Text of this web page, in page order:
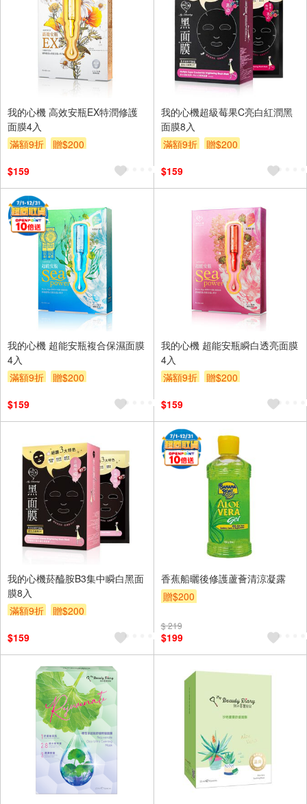
我的心機 高效安瓶EX特潤修護
面膜4入
滿額9折
贈$200
$159
我的心機超級莓果C亮白紅潤黑
面膜8入
滿額9折
贈$200
$159
我的心機 超能安瓶複合保濕面膜
4入
滿額9折
贈$200
$159
我的心機 超能安瓶瞬白透亮面膜
4入
滿額9折
贈$200
$159
我的心機菸醯胺B3集中瞬白黑面
膜8入
滿額9折
贈$200
$159
香蕉船曬後修護蘆薈清涼凝露
贈$200
$ 219
$199